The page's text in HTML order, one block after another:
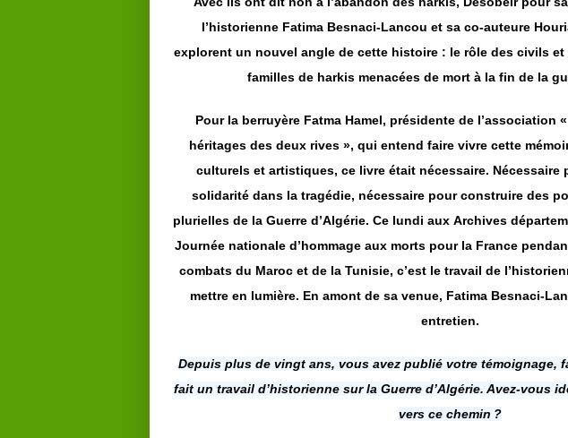
l’historienne Fatima Besnaci-Lancou et sa co-auteure
explorent un nouvel angle de cette histoire : le rôle des civils
familles de harkis menacées de mort à la fin de la
Pour la berruyère Fatma Hamel, présidente de l’association
héritages des deux rives », qui entend faire vivre cette
culturels et artistiques, ce livre était nécessaire. Nécessaire
solidarité dans la tragédie, nécessaire pour construire des
plurielles de la Guerre d’Algérie. Ce lundi aux Archives
Journée nationale d’hommage aux morts pour la France
combats du Maroc et de la Tunisie, c’est le travail de
mettre en lumière. En amont de sa venue, Fatima Besnaci-
entretien.
Depuis plus de vingt ans, vous avez publié votre témoignage,
fait un travail d’historienne sur la Guerre d’Algérie. Avez-vous
vers ce chemin ?